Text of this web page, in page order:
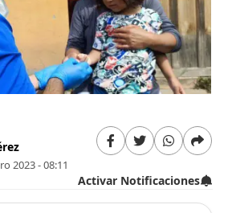
2023 - 08:11
Activar Notificaciones